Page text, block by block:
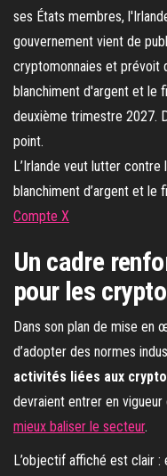
L’Irlande veut lutter contre
blanchiment d’argent et le
Compte X
Un cadre
pour les
Dans son plan de mise en
d’adopter des normes
activités liées aux
devraient entrer en
mieux baliser le secteur.
L’objectif affiché est clair